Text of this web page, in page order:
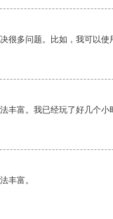
很多问题。比如，我可以使
丰富。我已经玩了好几个小
丰富。